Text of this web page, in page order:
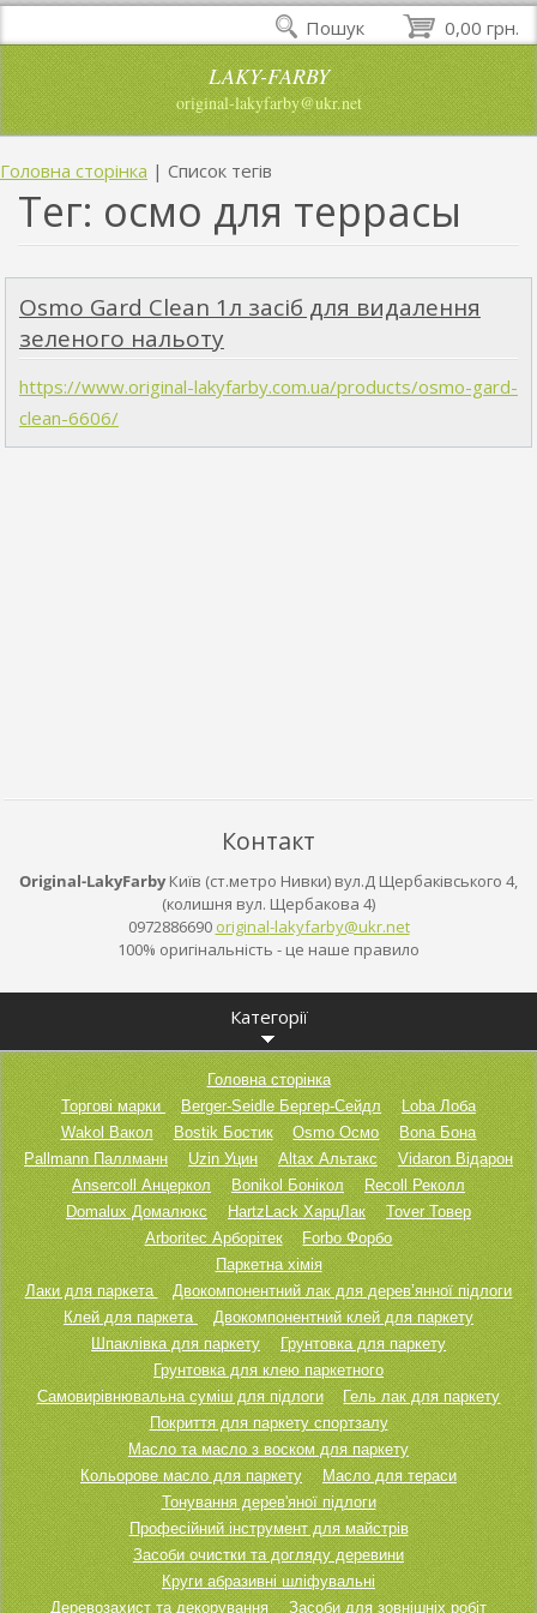
LAKY-FARBY
original-lakyfarby@ukr.net
Головна сторінка | Список тегів
Тег: осмо для террасы
Osmo Gard Clean 1л засіб для видалення
зеленого нальоту
https://www.original-lakyfarby.com.ua/products/osmo-gard-
clean-6606/
Контакт
Original-LakyFarby Київ (ст.метро Нивки) вул.Д Щербаківського 4,
(колишня вул. Щербакова 4)
0972886690 original-lakyfarby@ukr.net
100% оригінальність - це наше правило
Категорії
Головна сторінка
Торгові марки
Berger-Seidle Бергер-Сейдл
Loba Лоба
Wakol Вакол
Bostik Бостик Osmo Осмо
Bona Бона
Pallmann Паллманн
Uzin Уцин Altax Альтакс
Vidaron Відарон
Ansercoll Анцеркол
Bonikol Бонікол
Recoll Реколл
Domalux Домалюкс
HartzLack ХарцЛак
Tover Товер
Arboritec Арборітек
Forbo Форбо
Паркетна хімія
Лаки для паркета
Двокомпонентний лак для дерев’янної підлоги
Клей для паркета
Двокомпонентний клей для паркету
Шпаклівка для паркету
Грунтовка для паркету
Грунтовка для клею паркетного
Самовирівнювальна суміш для підлоги
Гель лак для паркету
Покриття для паркету спортзалу
Масло та масло з воском для паркету
Кольорове масло для паркету
Масло для тераси
Тонування дерев'яної підлоги
Професійний інструмент для майстрів
Засоби очистки та догляду деревини
Круги абразивні шліфувальні
Деревозахист та декорування
Засоби для зовнішніх робіт
0,00 грн.
Пошук